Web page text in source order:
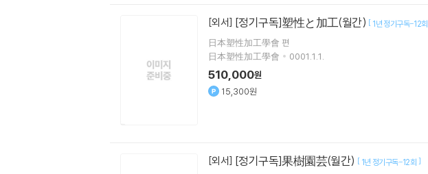
[외서] [정기구독]塑性と加工(월간) [ 1년 정기구독-12회
日本塑性加工學會 편
日本塑性加工學會
0001.1.1.
510,000원
15,300원
[외서] [정기구독]果樹園芸(월간) [ 1년 정기구독-12회 ]